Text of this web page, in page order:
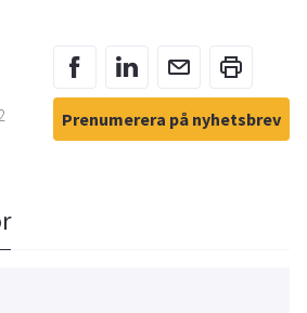
Prenumerera på nyhetsbrev